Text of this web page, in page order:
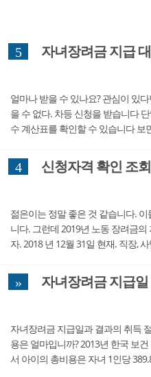
5 자녀장려금 지급
얼마나 받을 수 있나요? 관심이 있
을 수 없다. 차등 신청을 받습니다
수 계산표를 확인할 수 있습니다 보
4 신청자격 확인 조회
젊은이는 정말 좋은 것 같습니다.
니다. 그런데 2019년 노동 장려금
자. 2018 년 12월 31일 현재. 직장,
» 자녀장려금 지급
자녀장려금 지급일과 결과의 취득
용은 얼마입니까? 2013년 한국 보
서 아이의 총비용은 자녀 1인당